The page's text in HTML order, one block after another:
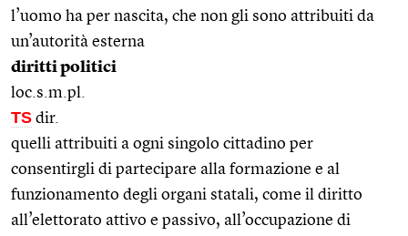
l’uomo ha per nascita, che non gli sono attribuiti da
un’autorità esterna
diritti politici
loc.s.m.pl.
TS dir.
quelli attribuiti a ogni singolo cittadino per
consentirgli di partecipare alla formazione e al
funzionamento degli organi statali, come il diritto
all’elettorato attivo e passivo, all’occupazione di